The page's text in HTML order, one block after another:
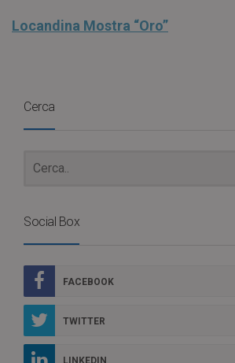
Locandina Mostra “Oro”
Cerca
Social Box
FACEBOOK
TWITTER
LINKEDIN